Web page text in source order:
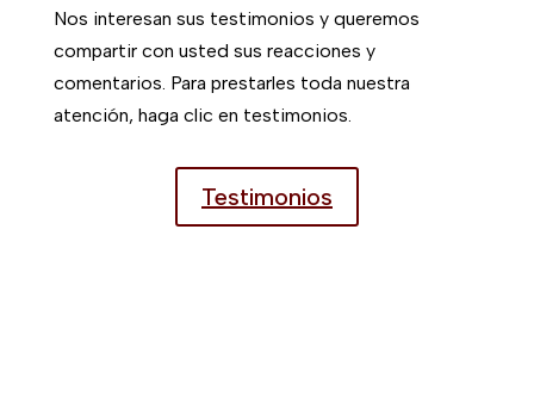
Nos interesan sus testimonios y queremos
compartir con usted sus reacciones y
comentarios. Para prestarles toda nuestra
atención, haga clic en testimonios.
Testimonios